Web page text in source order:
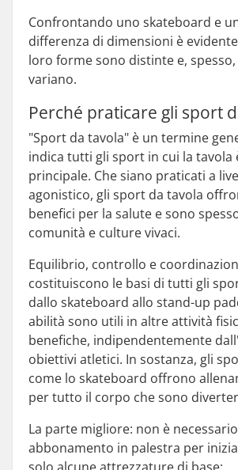
Confrontando uno skateboard e
differenza di dimensioni è
loro forme sono distinte e,
variano.
Perché praticare gli sport
"Sport da tavola" è un termine
indica tutti gli sport in cui la tavola
principale. Che siano praticati a
agonistico, gli sport da tavola
benefici per la salute e sono
comunità e culture vivaci.
Equilibrio, controllo e
costituiscono le basi di tutti gli
dallo skateboard allo stand-up
abilità sono utili in altre attività
benefiche, indipendentemente
obiettivi atletici. In sostanza, gli
come lo skateboard offrono
per tutto il corpo che sono
La parte migliore: non è
abbonamento in palestra per